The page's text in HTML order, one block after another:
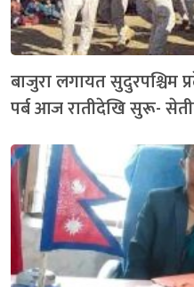
बाजुरा लगायत सुदुरपश्चिम
पर्ब आज रातीदेखि सुरू-